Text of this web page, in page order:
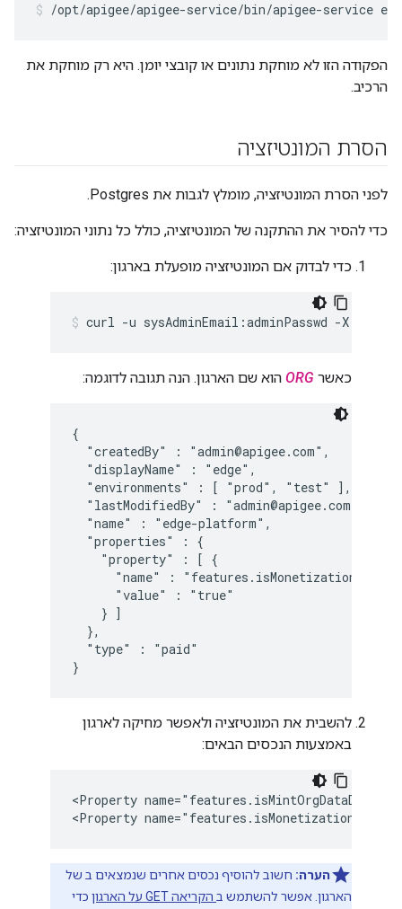
/opt/apigee/apigee-service/bin/apigee-service
הפקודה הזו לא מוחקת נתונים או קובצי יומן. היא רק מוחקת את
הרכיב.
הסרת המונטיזציה
לפני הסרת המונטיזציה, מומלץ לגבות את Postgres.
כדי להסיר את ההתקנה של המונטיזציה, כולל כל נתוני המונטיזציה:
כדי לבדוק אם המונטיזציה מופעלת בארגון:
curl -u sysAdminEmail:adminPasswd -X GET
כאשר ORG הוא שם הארגון. הנה תגובה לדוגמה:
{
  "createdBy" : "admin@apigee.com",
  "displayName" : "edge",
  "environments" : [ "prod", "test" ],
  "lastModifiedBy" : "admin@apigee.com",
  "name" : "edge-platform",
  "properties" : {
    "property" : [ {
"name" :
      "value" : "true"
    } ]
  },
  "type" : "paid"
}
להשבית את המונטיזציה ולאפשר מחיקה לארגון
באמצעות הנכסים הבאים:
<Property
<Property
הערה: חשוב להוסיף נכסים אחרים שנמצאים ב של
הארגון. אפשר להשתמש ב הקריאה GET על הארגון
כדי